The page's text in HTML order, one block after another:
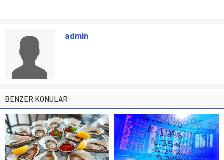
admin
BENZER KONULAR